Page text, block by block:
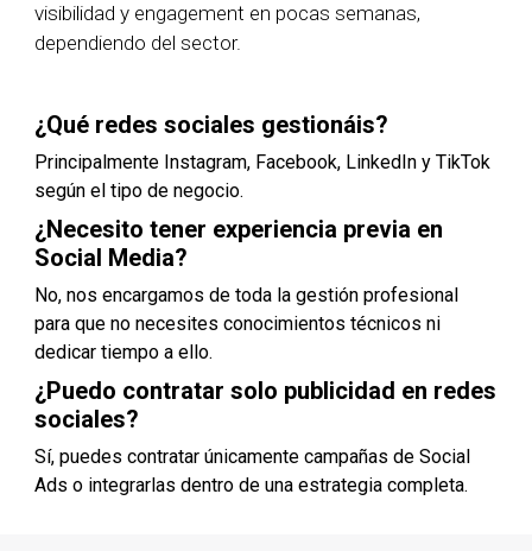
visibilidad y engagement en pocas semanas,
dependiendo del sector.
¿Qué redes sociales gestionáis?
Principalmente Instagram, Facebook, LinkedIn y TikTok
según el tipo de negocio.
¿Necesito tener experiencia previa en
Social Media?
No, nos encargamos de toda la gestión profesional
para que no necesites conocimientos técnicos ni
dedicar tiempo a ello.
¿Puedo contratar solo publicidad en redes
sociales?
Sí, puedes contratar únicamente campañas de Social
Ads o integrarlas dentro de una estrategia completa.